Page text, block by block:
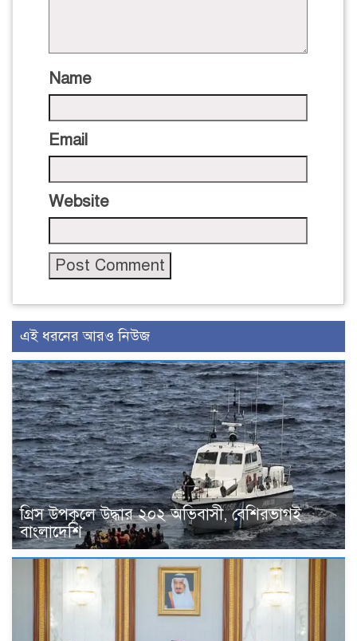
Name
Email
Website
এই ধরনের আরও নিউজ
গ্রিস উপকূলে উদ্ধার ২০২ অভিবাসী, বেশিরভাগই
বাংলাদেশি